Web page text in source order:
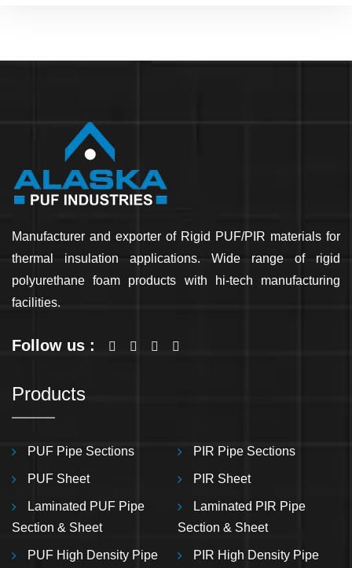
Manufacturer and exporter of Rigid PUF/PIR materials for
thermal insulation applications. Wide range of rigid
polyurethane foam products with hi-tech manufacturing
facilities.
Follow us :
Products
PUF Pipe Sections
PUF Sheet
Laminated PUF Pipe
Section & Sheet
PUF High Density Pipe
PIR Pipe Sections
PIR Sheet
Laminated PIR Pipe
Section & Sheet
PIR High Density Pipe